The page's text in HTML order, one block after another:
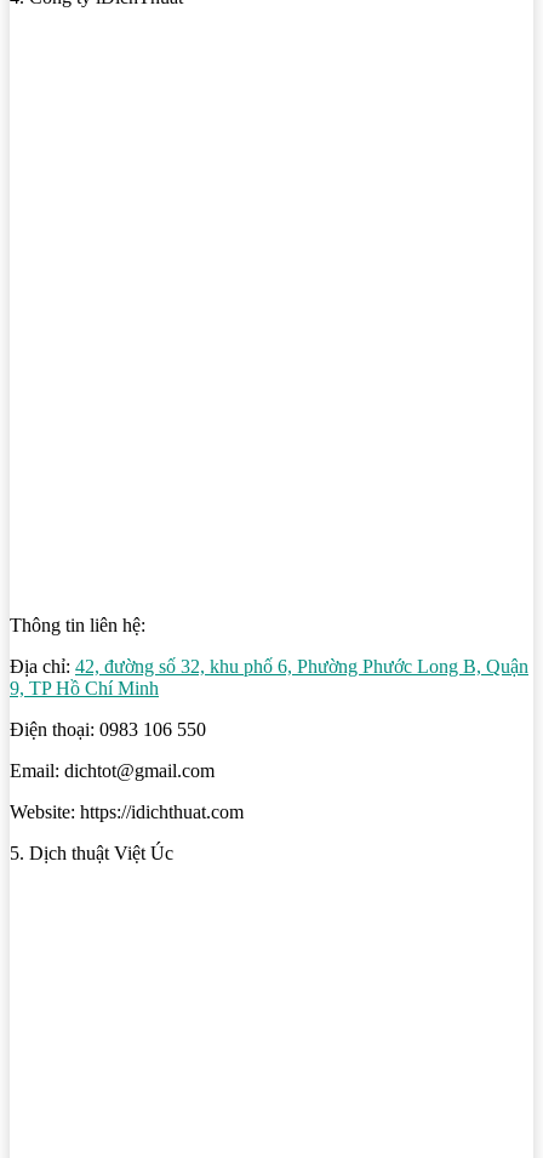
Thông tin liên hệ:
Địa chỉ: 42, đường số 32, khu phố 6, Phường Phước Long B, Quận
9, TP Hồ Chí Minh
Điện thoại: 0983 106 550
Email: dichtot@gmail.com
Website: https://idichthuat.com
5. Dịch thuật Việt Úc